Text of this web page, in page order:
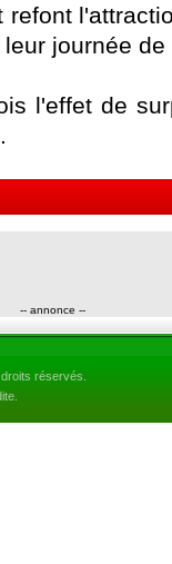
journée de
l'effet de
-- annonce --
réservés.